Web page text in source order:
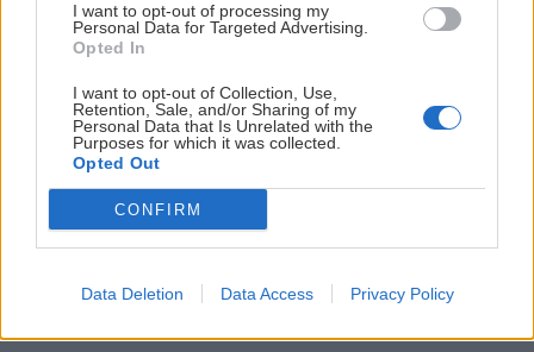
I want to opt-out of processing my
Personal Data for Targeted Advertising.
Opted In
I want to opt-out of Collection, Use,
Retention, Sale, and/or Sharing of my
Personal Data that Is Unrelated with the
Purposes for which it was collected.
Opted Out
CONFIRM
Data Deletion Data Access Privacy Policy
Dozvuky zo záveru tatranskej lezeckej sezóny – septembrové Baranie
VHT-čky cez Medené lávky na Lomničák, a potom už hádam prídu aj
zimnejšie zážitky.